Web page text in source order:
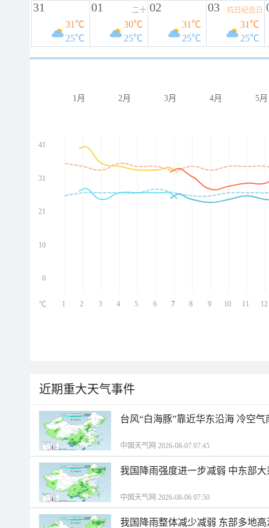
31
31℃
25℃
01 二十
30℃
25℃
02
31℃
25℃
03 抗日纪念日
31℃
25℃
1月 2月 3月 4月 5月
41
31
21
10
0
1 2 3 4 5 6 7 8 9 10 11 12
℃
近期重大天气事件
台风“白海豚”靠近华东沿海 冷空
中国天气网 2026-08-07 07:45
我国降雨强度进一步减弱 中东部
中国天气网 2026-08-06 07:50
我国降雨整体减少减弱 东部多地